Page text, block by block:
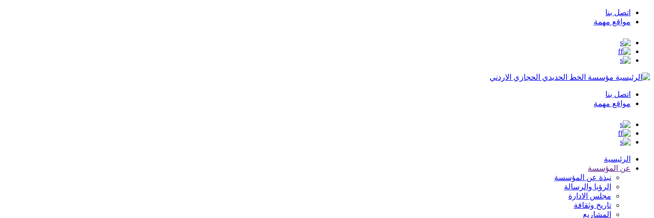
Top
Menu
اتصل بنا
مواقع مهمة
مؤسسة الخط الحديدي الحجازي الاردني
Top
Menu
اتصل بنا
مواقع مهمة
الرئيسية
عن المؤسسة
نبذة عن المؤسسة
الرؤيا والرسالة
مجلس الادارة
تاريخ وثقافة
المشاريع